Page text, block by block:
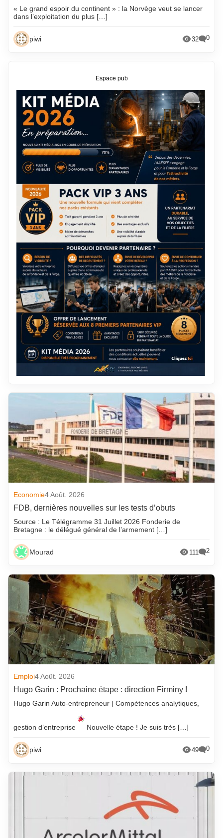
« Le grand espoir du continent » : la Norvège veut se lancer
dans l’exploitation du plus […]
piwi 32 0
Economie4 Août. 2026
FDB, dernières nouvelles sur les tests d’obuts
Source : Le Télégramme 31 Juillet 2026 Fonderie de
Bretagne : le délégué général de l’armement […]
Mourad 111 2
Emploi4 Août. 2026
Hugo Garin : Prochaine étape : direction Firminy !
Hugo Garin Auto-entrepreneur | Compétences analytiques,
gestion d’entreprise Nouvelle étape ! Je suis très […]
piwi 49 0
Espace pub